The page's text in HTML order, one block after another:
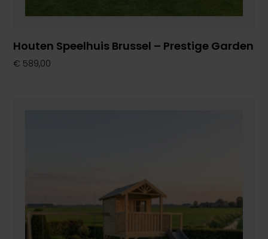
Houten Speelhuis Brussel – Prestige Garden
€ 589,00